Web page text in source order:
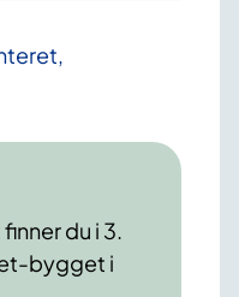
du i 3.
bygget i